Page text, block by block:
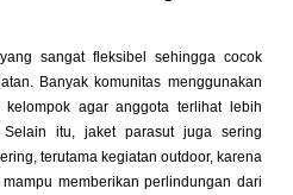
sangat fleksibel sehingga cocok
Banyak komunitas menggunakan
agar anggota terlihat lebih
itu, jaket parasut juga sering
terutama kegiatan outdoor, karena
memberikan perlindungan dari